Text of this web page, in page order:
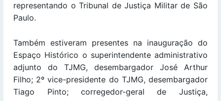
representando o Tribunal de Justiça Militar de São
Paulo.
Também estiveram presentes na inauguração do
Espaço Histórico o superintendente administrativo
adjunto do TJMG, desembargador José Arthur
Filho; 2º vice-presidente do TJMG, desembargador
Tiago Pinto; corregedor-geral de Justiça,